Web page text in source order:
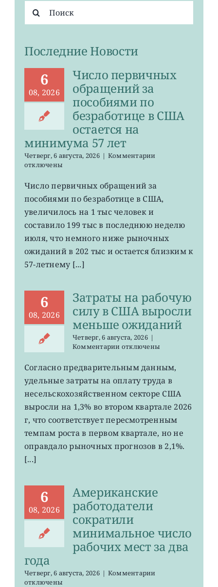
поиска:
Последние Новости
6
08, 2026
Число первичных
обращений за
пособиями по
безработице в США
остается на
минимума 57 лет
Четверг, 6 августа, 2026 | Комментариик
первичных
за
безработице
в
остается
лет
отключены
Число первичных обращений за
пособиями по безработице в США,
увеличилось на 1 тыс человек и
составило 199 тыс в последнюю неделю
июля, что немного ниже рыночных
ожиданий в 202 тыс и остается близким к
57-летнему [...]
6
08, 2026
Затраты на рабочую
силу в США выросли
меньше ожиданий
Четверг, 6 августа, 2026 |
Комментариик
Затраты
рабочую
силу
США
выросли
ожиданий
отключены
Согласно предварительным данным,
удельные затраты на оплату труда в
несельскохозяйственном секторе США
выросли на 1,3% во втором квартале 2026
г, что соответствует пересмотренным
темпам роста в первом квартале, но не
оправдало рыночных прогнозов в 2,1%.
[...]
6
08, 2026
Американские
работодатели
сократили
минимальное число
рабочих мест за два
года
Четверг, 6 августа, 2026 | Комментариик
отключены